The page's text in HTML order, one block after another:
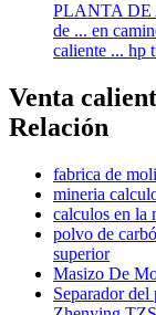
PLANTA DE
de ... en
caliente ... hp
Venta
Relación
fabrica de
mineria
calculos en la
polvo de
superior
Masizo De
Separador